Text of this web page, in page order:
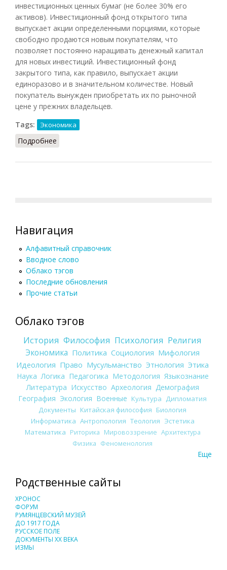
инвестиционных ценных бумаг (не более 30% его
активов). Инвестиционный фонд открытого типа
выпускает акции определенными порциями, которые
свободно продаются новым покупателям, что
позволяет постоянно наращивать денежный капитал
для новых инвестиций. Инвестиционный фонд
закрытого типа, как правило, выпускает акции
единоразово и в значительном количестве. Новый
покупатель вынужден приобретать их по рыночной
цене у прежних владельцев.
Tags:
Экономика
Подробнее
Навигация
Алфавитный справочник
Вводное слово
Облако тэгов
Последние обновления
Прочие статьи
Облако тэгов
История Философия Психология Религия
Экономика Политика Социология Мифология
Идеология Право Мусульманство Этнология Этика
Наука Логика Педагогика Методология Языкознание
Литература Искусство Археология Демография
География Экология Военные Культура
Дипломатия
Документы Китайская философия Биология
Информатика Антропология Теология Эстетика
Математика Риторика Мировоззрение Архитектура
Физика Феноменология
Еще
Родственные сайты
ХРОНОС
ФОРУМ
РУМЯНЦЕВСКИЙ МУЗЕЙ
ДО 1917 ГОДА
РУССКОЕ ПОЛЕ
ДОКУМЕНТЫ XX ВЕКА
ИЗМЫ